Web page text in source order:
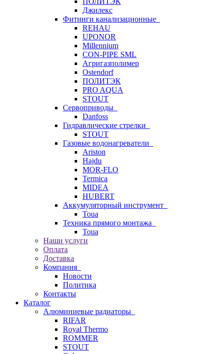
Джилекс
Фитинги канализационные
REHAU
UPONOR
Millennium
CON-PIPE SML
Агригазполимер
Ostendorf
ПОЛИТЭК
PRO AQUA
STOUT
Сервоприводы
Danfoss
Гидравлические стрелки
STOUT
Газовые водонагреватели
Ariston
Hajdu
MOR-FLO
Termica
MIDEA
HUBERT
Аккумуляторный инструмент
Toua
Техника прямого монтажа
Toua
Наши услуги
Оплата
Доставка
Компания
Новости
Политика
Контакты
Каталог
Алюминиевые радиаторы
RIFAR
Royal Thermo
ROMMER
STOUT